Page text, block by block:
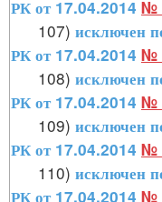
РК от 17.04.2014 №
107) исключен
РК от 17.04.2014 №
108) исключен
РК от 17.04.2014 №
109) исключен
РК от 17.04.2014 №
110) исключен
РК от 17.04.2014 №